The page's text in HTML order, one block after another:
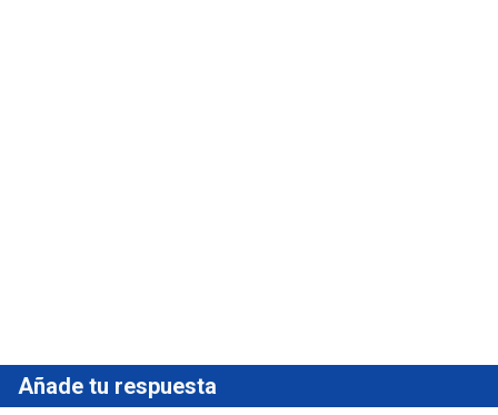
Añade tu respuesta